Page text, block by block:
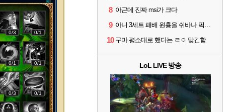
0/3 0/1
0/1 0/1
0/3 0/1
8 아근데 진짜 msi가 크다
9 아니 3세트 패배 원흉을 쉬바나 픽타령 하고있네
10 구마 평소대로 했다는 ㄹㅇ 맞긴함
LoL LIVE 방송